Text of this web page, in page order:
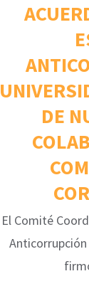
DE
El Comité
Anticorrupción